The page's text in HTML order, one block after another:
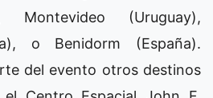
Montevideo (Uruguay),
o Benidorm (España).
del evento otros destinos